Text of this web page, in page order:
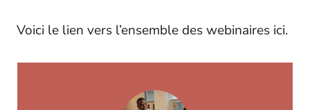
Voici le lien vers l’ensemble des webinaires ici.